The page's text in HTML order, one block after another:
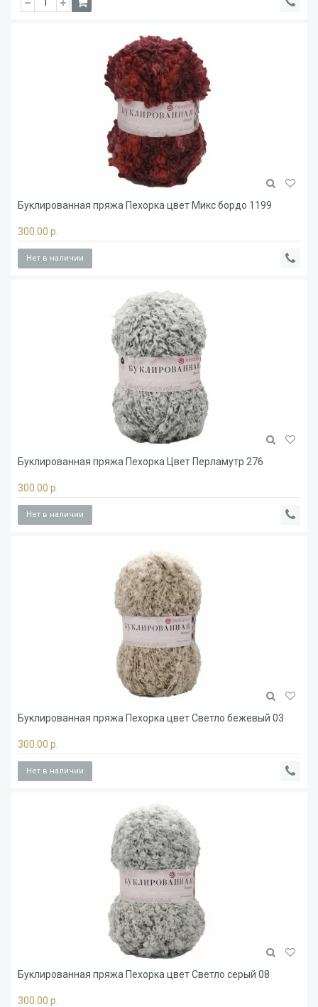
Буклированная пряжа Пехорка цвет Микс бордо 1199
300.00 р.
Нет в наличии
Буклированная пряжа Пехорка Цвет Перламутр 276
300.00 р.
Нет в наличии
Буклированная пряжа Пехорка цвет Светло бежевый 03
300.00 р.
Нет в наличии
Буклированная пряжа Пехорка цвет Светло серый 08
300.00 р.